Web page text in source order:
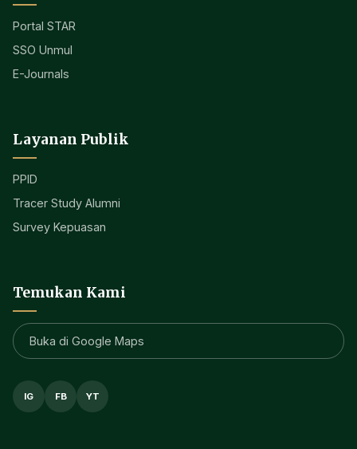
Portal STAR
SSO Unmul
E-Journals
Layanan Publik
PPID
Tracer Study Alumni
Survey Kepuasan
Temukan Kami
Buka di Google Maps
IG FB YT